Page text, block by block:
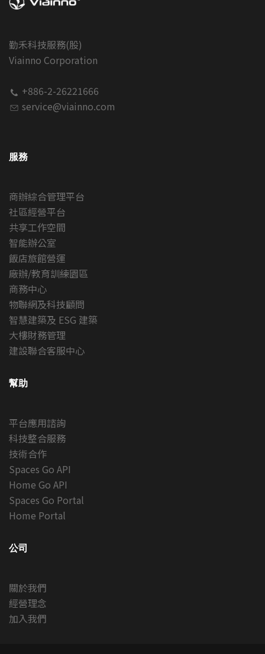
勤禾科技服務(股)
Viainno Corporation
+886-2-26221666
service@viainno.com
服務
商辦綜合管理平台
社區經營平台
共享工作空間
智能辦公室
飯店旅館營運
廠辦/教育訓練園區
商務中心
物聯網及科技顧問
智慧建築及 ESG 建築
大樓財務管理
建設聯合客服中心
幫助
平台應用諮詢
科技整合服務
技術合作
Spaces Go API
Home Go API
Spaces Go Portal
Home Portal
公司
關於我們
經營理念
加入我們